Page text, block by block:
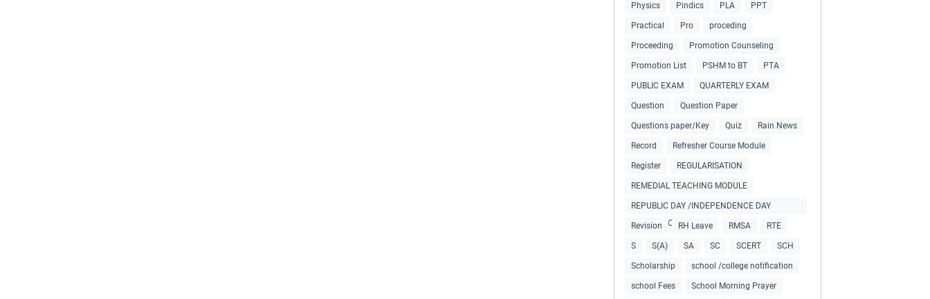
Physics Pindics PLA PPT
Practical Pro proceding
Proceeding Promotion Counseling
Promotion List PSHM to BT PTA
PUBLIC EXAM QUARTERLY EXAM
Question Question Paper
Questions paper/Key Quiz Rain News
Record Refresher Course Module
Register REGULARISATION
REMEDIAL TEACHING MODULE
REPUBLIC DAY /INDEPENDENCE DAY
COLLECTIONS
Revision RH Leave RMSA RTE
S S(A) SA SC SCERT SCH
Scholarship school /college notification
school Fees School Morning Prayer